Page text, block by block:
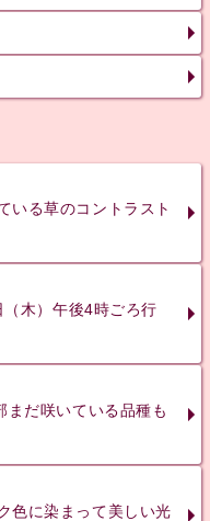
いる草のコントラスト
木）午後4時ごろ行
だ咲いている品種も
色に染まって美しい光